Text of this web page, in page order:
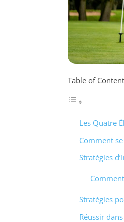
Table of
Les Quatre
Comment
Stratégies
Stratégies
Réussir